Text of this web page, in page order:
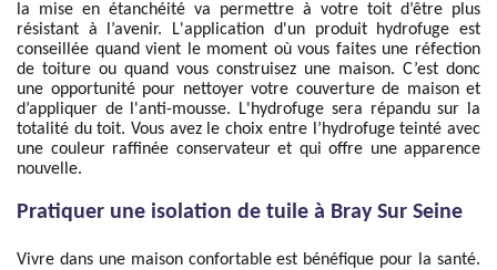
la mise en étanchéité va permettre à votre toit d’être plus
résistant à l’avenir. L'application d'un produit hydrofuge est
conseillée quand vient le moment où vous faites une réfection
de toiture ou quand vous construisez une maison. C’est donc
une opportunité pour nettoyer votre couverture de maison et
d’appliquer de l'anti-mousse. L'hydrofuge sera répandu sur la
totalité du toit. Vous avez le choix entre l’hydrofuge teinté avec
une couleur raffinée conservateur et qui offre une apparence
nouvelle.
Pratiquer une isolation de tuile à Bray Sur Seine
Vivre dans une maison confortable est bénéfique pour la santé.